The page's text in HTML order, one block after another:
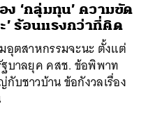
ง ‘กลุ่มทุน’ ความขัด
’ ร้อนแรงกว่าที่คิด
อุตสาหกรรมจะนะ ตั้งแต่
ฐบาลยุค คสช. ข้อพิพาท
บชาวบ้าน ข้อกังวลเรื่อง